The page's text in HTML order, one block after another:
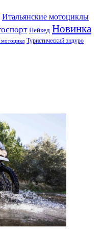
Итальянские мотоциклы
Нейкед Новинка
мотоцикл Туристический эндуро